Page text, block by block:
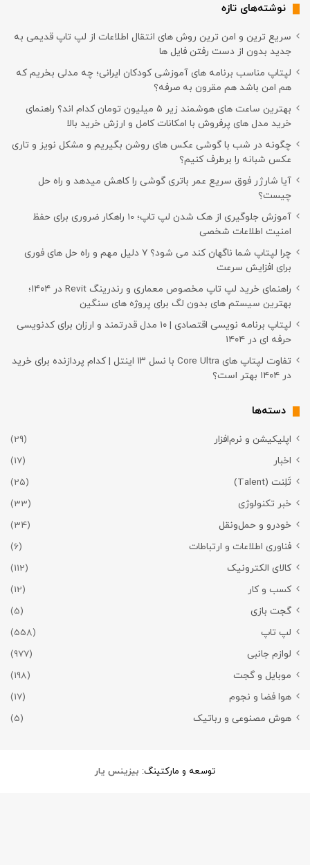
نوشته‌های تازه
سریع ترین و امن ترین روش های انتقال اطلاعات از لپ تاپ قدیمی به
جدید بدون از دست رفتن فایل ها
لپتاپ مناسب برنامه های آموزشی کودکان ایرانی؛ چه مدلی بخریم که
هم امن باشد هم مقرون به صرفه؟
بهترین ساعت های هوشمند زیر ۵ میلیون تومان کدام اند؟ راهنمای
خرید مدل های پرفروش با امکانات کامل و ارزش خرید بالا
چگونه در شب با گوشی عکس های روشن بگیریم و مشکل نویز و تاری
عکس شبانه را برطرف کنیم؟
آیا شارژر فوق سریع عمر باتری گوشی را کاهش میدهد و راه حل
چیست؟
آموزش جلوگیری از هک شدن لپ تاپ؛ 10 راهکار ضروری برای حفظ
امنیت اطلاعات شخصی
چرا لپتاپ شما ناگهان کند می شود؟ ۷ دلیل مهم و راه حل های فوری
برای افزایش سرعت
راهنمای خرید لپ تاپ مخصوص معماری و رندرینگ Revit در ۱۴۰۴؛
بهترین سیستم های بدون لگ برای پروژه های سنگین
لپتاپ برنامه نویسی اقتصادی | ۱۰ مدل قدرتمند و ارزان برای کدنویسی
حرفه ای در ۱۴۰۴
تفاوت لپتاپ های Core Ultra با نسل ۱۳ اینتل | کدام پردازنده برای خرید
در ۱۴۰۴ بهتر است؟
دسته‌ها
اپلیکیشن و نرم‌افزار
(29)
اخبار
(17)
تَلِنت (Talent)
(25)
خبر تکنولوژی
(33)
خودرو و حمل‌و‌نقل
(34)
فناوری اطلاعات و ارتباطات
(6)
کالای الکترونیک
(112)
کسب و کار
(12)
گجت بازی
(5)
لپ تاپ
(558)
لوازم جانبی
(977)
موبایل و گجت
(198)
هوا فضا و نجوم
(17)
هوش مصنوعی و رباتیک
(5)
توسعه و مارکتینگ: بیزینس یار